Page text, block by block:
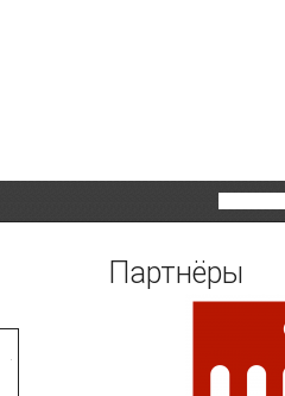
Поиск
Партнёры